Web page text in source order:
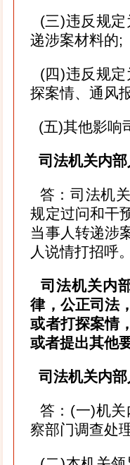
(三)违反规定
递涉案材料的;
(四)违反规定
探案情、通风
(五)其他影响
司法机关内
答：司法机
规定过问和干
当事人转递涉
人说情打招呼。
司法机关内
律，公正司法
或者打探案情
或者提出其他
司法机关内
答：(一)机关
察部门调查处